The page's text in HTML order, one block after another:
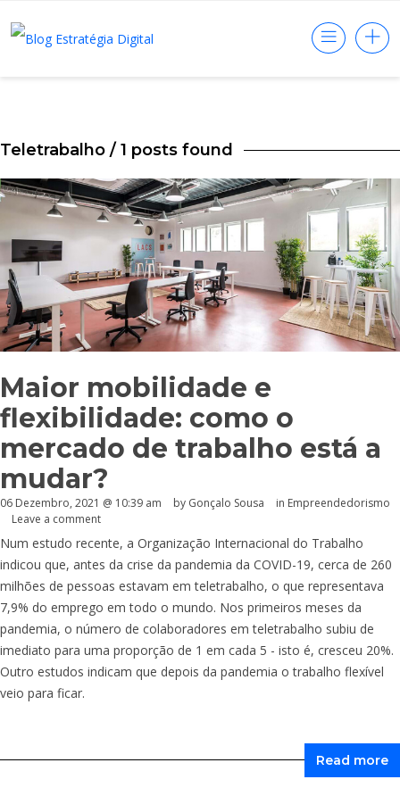
Teletrabalho / 1 posts found
Maior mobilidade e
flexibilidade: como o
mercado de trabalho está a
mudar?
06 Dezembro, 2021 @ 10:39 am by Gonçalo Sousa in Empreendedorismo
Leave a comment
Num estudo recente, a Organização Internacional do Trabalho
indicou que, antes da crise da pandemia da COVID-19, cerca de 260
milhões de pessoas estavam em teletrabalho, o que representava
7,9% do emprego em todo o mundo. Nos primeiros meses da
pandemia, o número de colaboradores em teletrabalho subiu de
imediato para uma proporção de 1 em cada 5 - isto é, cresceu 20%.
Outro estudos indicam que depois da pandemia o trabalho flexível
veio para ficar.
Read more